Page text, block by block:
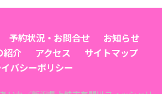
予約状況・お問合せ
お知らせ
紹介 アクセス
サイトマップ
バシーポリシー